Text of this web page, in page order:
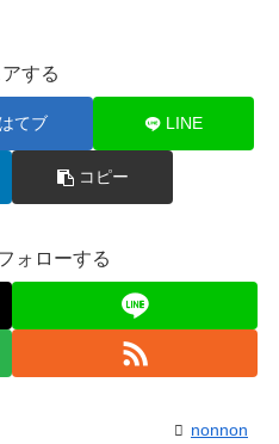
する
はてブ LINE
コピー
ォローする
nonnon